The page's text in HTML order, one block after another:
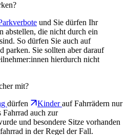
und Sie dürfen Ihr
abstellen, die nicht durch ein
So dürfen Sie auch auf
parken. Sie sollten aber darauf
hierdurch nicht
mit?
dürfen Kinderauf Fahrrädern nur
Fahrrad auch zur
und besondere Sitze vorhanden
in der Regel der Fall.